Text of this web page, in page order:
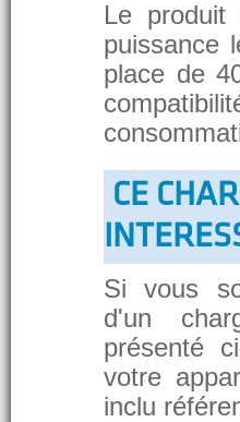
Le produit
puissance
place de
CE
Si vous
d'un
présenté
votre
inclu